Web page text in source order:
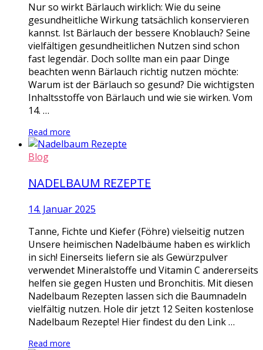
Nur so wirkt Bärlauch wirklich: Wie du seine
gesundheitliche Wirkung tatsächlich konservieren
kannst. Ist Bärlauch der bessere Knoblauch? Seine
vielfältigen gesundheitlichen Nutzen sind schon
fast legendär. Doch sollte man ein paar Dinge
beachten wenn Bärlauch richtig nutzen möchte:
Warum ist der Bärlauch so gesund? Die wichtigsten
Inhaltsstoffe von Bärlauch und wie sie wirken. Vom
14. …
Read more
Blog
NADELBAUM REZEPTE
14. Januar 2025
Tanne, Fichte und Kiefer (Föhre) vielseitig nutzen
Unsere heimischen Nadelbäume haben es wirklich
in sich! Einerseits liefern sie als Gewürzpulver
verwendet Mineralstoffe und Vitamin C andererseits
helfen sie gegen Husten und Bronchitis. Mit diesen
Nadelbaum Rezepten lassen sich die Baumnadeln
vielfältig nutzen. Hole dir jetzt 12 Seiten kostenlose
Nadelbaum Rezepte! Hier findest du den Link …
Read more